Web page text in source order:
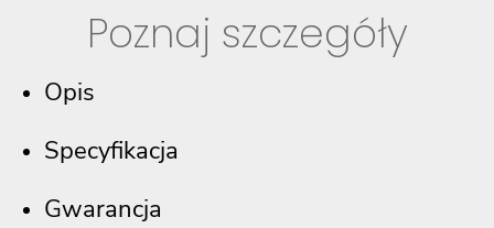
Poznaj szczegóły
Opis
Specyfikacja
Gwarancja